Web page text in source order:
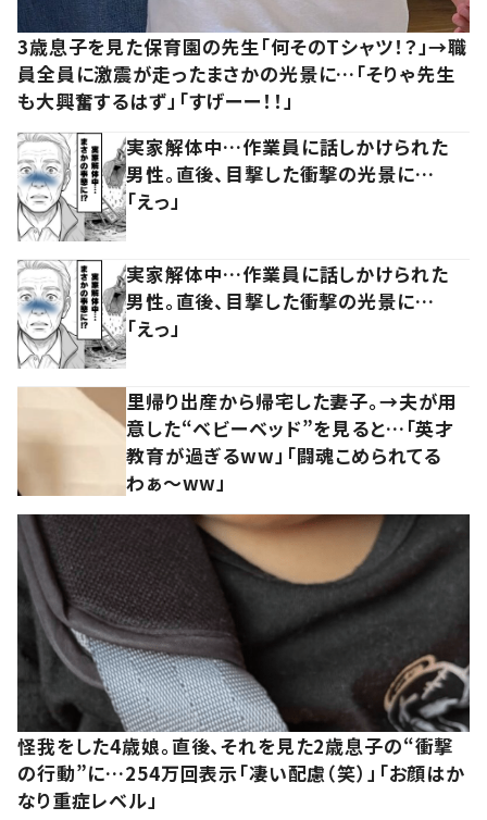
3歳息子を見た保育園の先生「何そのTシャツ！？」→職
員全員に激震が走ったまさかの光景に…「そりゃ先生
も大興奮するはず」「すげーー！！」
実家解体中…作業員に話しかけられた
男性。直後、目撃した衝撃の光景に…
「えっ」
実家解体中…作業員に話しかけられた
男性。直後、目撃した衝撃の光景に…
「えっ」
里帰り出産から帰宅した妻子。→夫が用
意した“ベビーベッド”を見ると…「英才
教育が過ぎるww」「闘魂こめられてる
わぁ～ww」
怪我をした4歳娘。直後、それを見た2歳息子の“衝撃
の行動”に…254万回表示「凄い配慮（笑）」「お顔はか
なり重症レベル」